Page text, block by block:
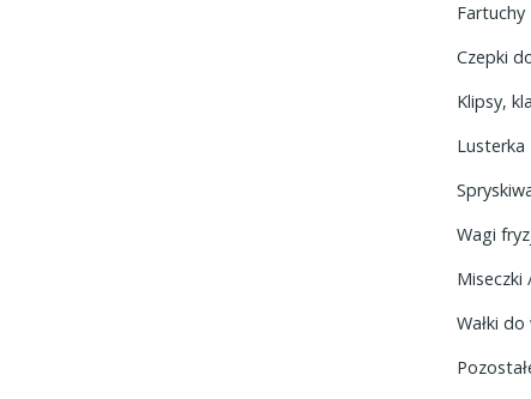
Fartuchy
Czepki
Klipsy,
Lusterka
Wagi
Miseczki
Wałki